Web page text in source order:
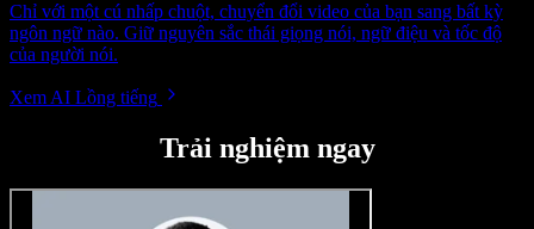
Chỉ với một cú nhấp chuột, chuyển đổi video của bạn sang bất kỳ
ngôn ngữ nào. Giữ nguyên sắc thái giọng nói, ngữ điệu và tốc độ
của người nói.
Xem AI Lồng tiếng
Trải nghiệm ngay